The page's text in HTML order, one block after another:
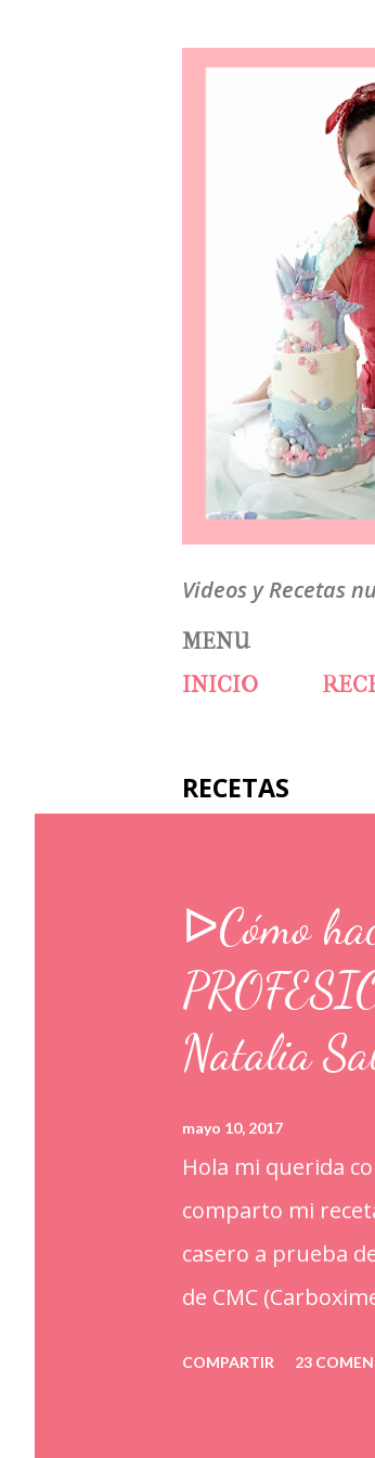
Videos y Recetas
MENU
INICIO
RECETAS
ᐅCómo
Natalia
mayo 10, 2017
Hola mi querida
comparto mi
casero a prueba
de CMC
COMPARTIR 23